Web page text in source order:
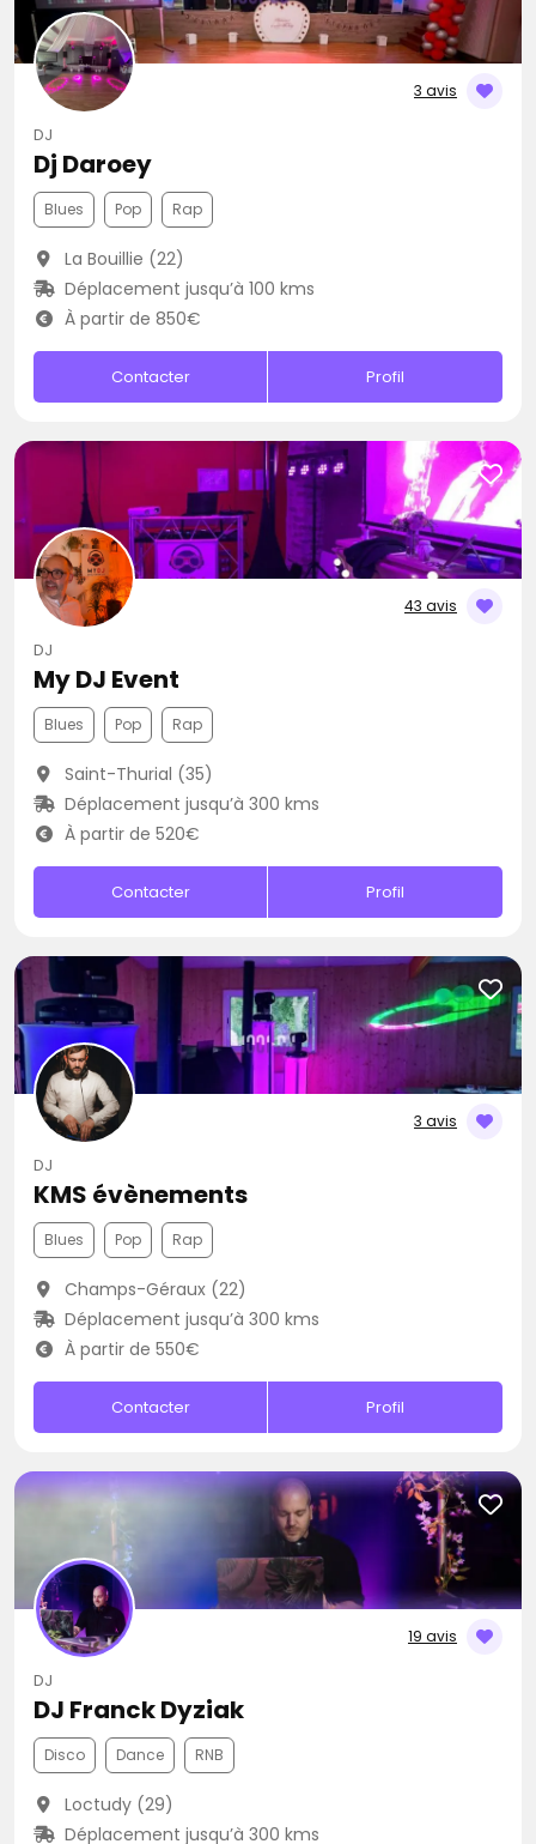
3 avis
DJ
Dj Daroey
Blues Pop Rap
La Bouillie (22)
Déplacement jusqu’à 100 kms
À partir de 850€
Contacter Profil
43 avis
DJ
My DJ Event
Blues Pop Rap
Saint-Thurial (35)
Déplacement jusqu’à 300 kms
À partir de 520€
Contacter Profil
3 avis
DJ
KMS évènements
Blues Pop Rap
Champs-Géraux (22)
Déplacement jusqu’à 300 kms
À partir de 550€
Contacter Profil
19 avis
DJ
DJ Franck Dyziak
Disco Dance RNB
Loctudy (29)
Déplacement jusqu’à 300 kms